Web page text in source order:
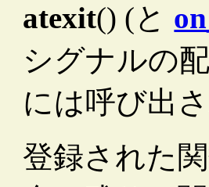
atexit() (と
シグナルの
には呼び出
登録された